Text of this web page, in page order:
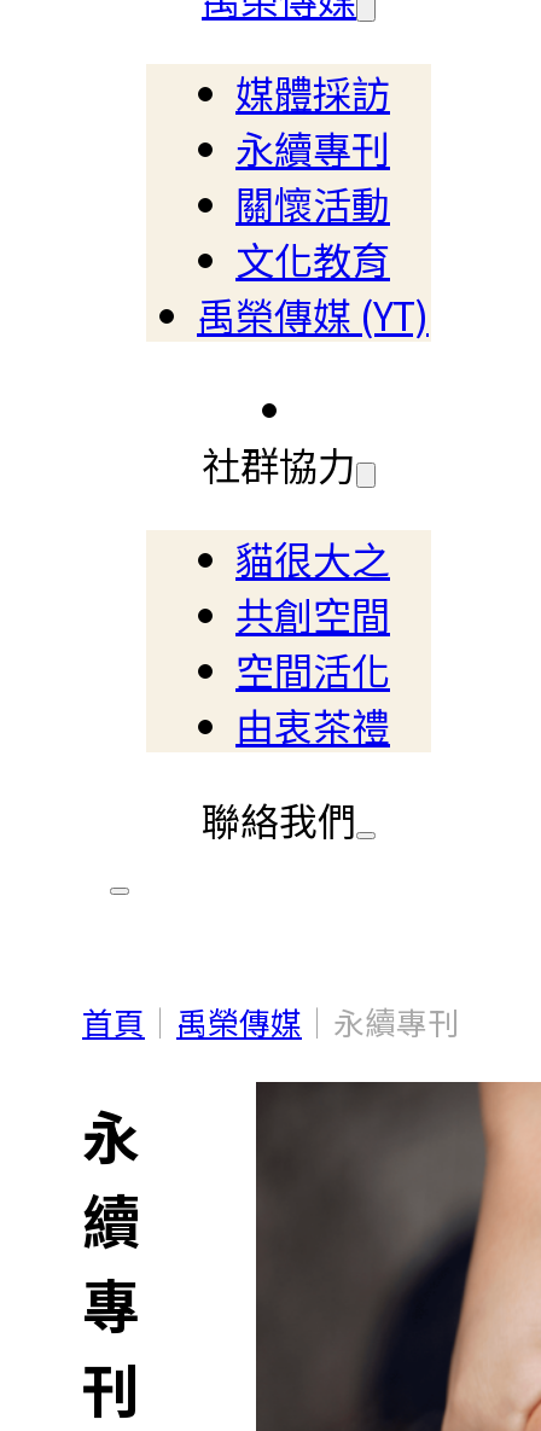
媒體採訪
永續專刊
關懷活動
文化教育
禹榮傳媒 (YT)
社群協力
貓很大之
共創空間
空間活化
由衷茶禮
聯絡我們
首頁 ｜ 禹榮傳媒 ｜ 永續專刊
永
續
專
刊